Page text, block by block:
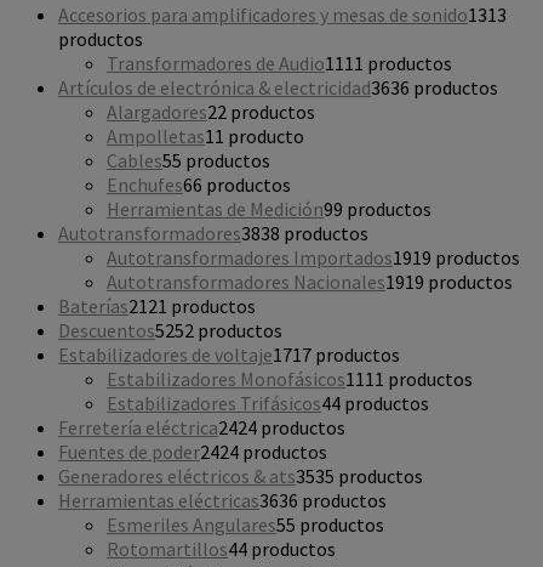
Accesorios para amplificadores y mesas de sonido1313
productos
Transformadores de Audio11 11 productos
Artículos de electrónica & electricidad3636 productos
Alargadores22 productos
Ampolletas1 1 producto
Cables55 productos
Enchufes66 productos
Herramientas de Medición99 productos
Autotransformadores3838 productos
Autotransformadores Importados1919 productos
Autotransformadores Nacionales1919 productos
Baterías21 21 productos
Descuentos5252 productos
Estabilizadores de voltaje1717 productos
Estabilizadores Monofásicos11 11 productos
Estabilizadores Trifásicos44 productos
Ferretería eléctrica2424 productos
Fuentes de poder2424 productos
Generadores eléctricos & ats3535 productos
Herramientas eléctricas3636 productos
Esmeriles Angulares55 productos
Rotomartillos44 productos